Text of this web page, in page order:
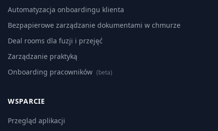
Automatyzacja onboardingu klienta
Bezpapierowe zarządzanie dokumentami w chmurze
Deal rooms dla fuzji i przejęć
Zarządzanie praktyką
Onboarding pracowników (beta)
WSPARCIE
Przegląd aplikacji